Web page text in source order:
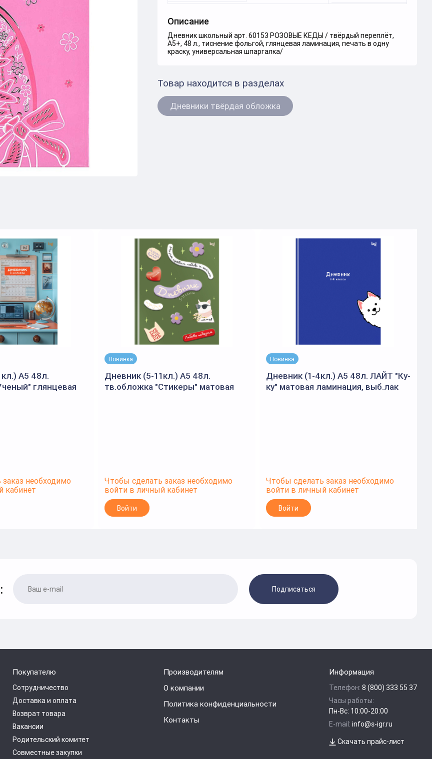
Описание
Дневник школьный арт. 60153 РОЗОВЫЕ КЕДЫ / твёрдый переплёт,
А5+, 48 л., тиснение фольгой, глянцевая ламинация, печать в одну
краску, универсальная шпаргалка/
Товар находится в разделах
Дневники твёрдая обложка
А5 48л.
глянцевая
необходимо
кабинет
Новинка
Дневник (5-11кл.) А5 48л.
тв.обложка "Стикеры" матовая
Чтобы сделать заказ необходимо
войти в личный кабинет
Войти
Новинка
Дневник (1-4кл.) А5 48л. ЛАЙТ "Ку-
ку" матовая ламинация, выб.лак
Чтобы сделать заказ необходимо
войти в личный кабинет
Войти
Подписаться
Покупателю
Сотрудничество
Доставка и оплата
Возврат товара
Вакансии
Родительский комитет
Совместные закупки
Производителям
О компании
Политика конфиденциальности
Контакты
Информация
Телефон: 8 (800) 333 55 37
Часы работы:
Пн-Вс: 10:00-20:00
E-mail: info@s-igr.ru
Скачать прайс-лист